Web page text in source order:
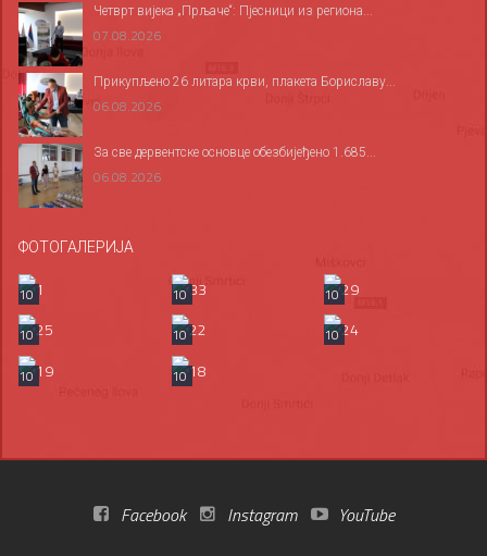
Четврт вијека „Прљаче“: Пјесници из региона...
07.08.2026
Прикупљено 26 литара крви, плакета Бориславу...
06.08.2026
За све дервентске основце обезбијеђено 1.685...
06.08.2026
ФОТОГАЛЕРИЈА
10 10
10
10
10
10
10
10
Facebook Instagram YouTube